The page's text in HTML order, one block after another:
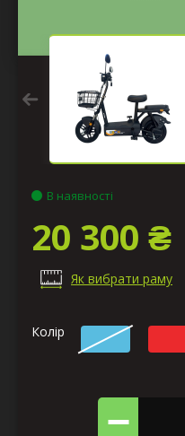
В наявності
20 300 ₴
Як вибрати раму
Колір